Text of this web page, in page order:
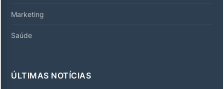
Marketing
Saúde
ÚLTIMAS NOTÍCIAS